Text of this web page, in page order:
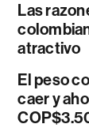
Las
atractivo
El peso
caer y